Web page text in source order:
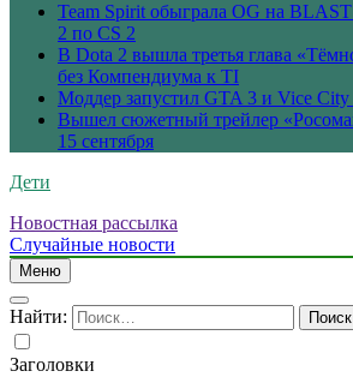
Team Spirit обыграла OG на
2 по CS 2
В Dota 2 вышла третья глава
без Компендиума к TI
Моддер запустил GTA 3 и Vice City
Вышел сюжетный трейлер
15 сентября
Дети
Новостная рассылка
Случайные новости
Меню
Найти:
Заголовки